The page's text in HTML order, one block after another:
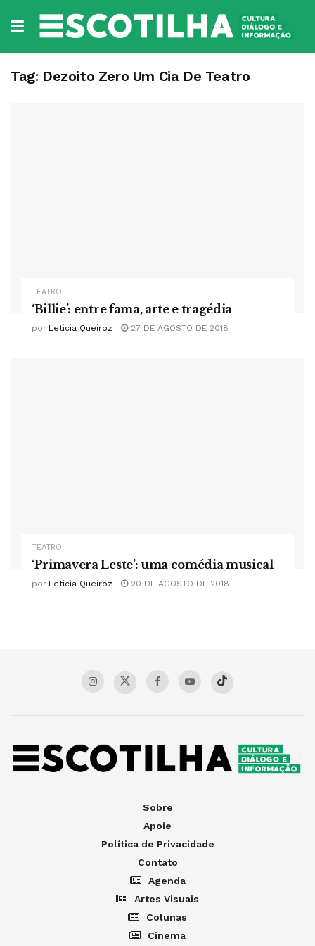
Tag: Dezoito Zero Um Cia De Teatro
TEATRO
‘Billie’: entre fama, arte e tragédia
por Leticia Queiroz 27 DE AGOSTO DE 2018
TEATRO
‘Primavera Leste’: uma comédia musical
por Leticia Queiroz 20 DE AGOSTO DE 2018
Sobre
Apoie
Política de Privacidade
Contato
Agenda
Artes Visuais
Colunas
Cinema